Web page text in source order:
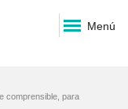
Menú
comprensible, para